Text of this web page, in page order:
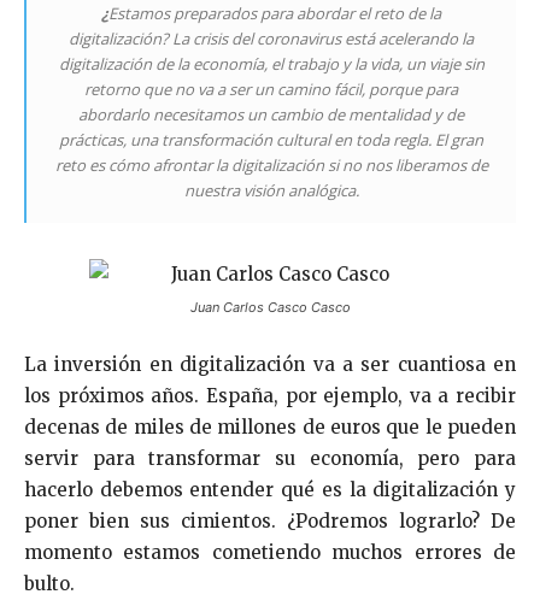
¿Estamos preparados para abordar el reto de la
digitalización? La crisis del coronavirus está acelerando la
digitalización de la economía, el trabajo y la vida, un viaje sin
retorno que no va a ser un camino fácil, porque para
abordarlo necesitamos un cambio de mentalidad y de
prácticas, una transformación cultural en toda regla. El gran
reto es cómo afrontar la digitalización si no nos liberamos de
nuestra visión analógica.
Juan Carlos Casco Casco
La inversión en digitalización va a ser cuantiosa en
los próximos años. España, por ejemplo, va a recibir
decenas de miles de millones de euros que le pueden
servir para transformar su economía, pero para
hacerlo debemos entender qué es la digitalización y
poner bien sus cimientos. ¿Podremos lograrlo? De
momento estamos cometiendo muchos errores de
bulto.